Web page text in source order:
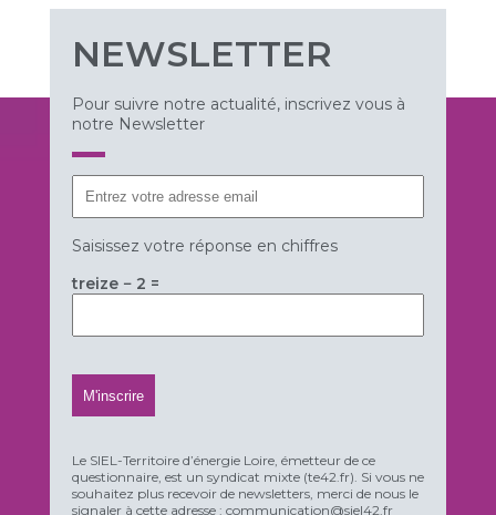
NEWSLETTER
Pour suivre notre actualité, inscrivez vous à
notre Newsletter
Saisissez votre réponse en chiffres
treize − 2 =
Le SIEL-Territoire d’énergie Loire, émetteur de ce
questionnaire, est un syndicat mixte (te42.fr). Si vous ne
souhaitez plus recevoir de newsletters, merci de nous le
signaler à cette adresse : communication@siel42.fr